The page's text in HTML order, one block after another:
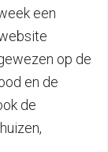
een
op de
en de
de